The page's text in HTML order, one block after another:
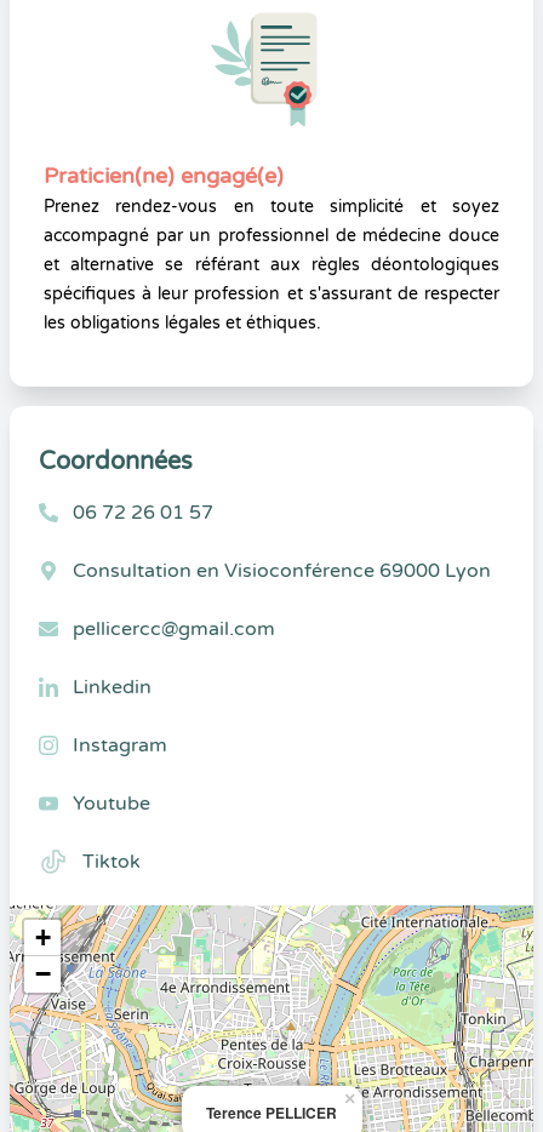
Praticien(ne) engagé(e)
Prenez rendez-vous en toute simplicité et soyez
accompagné par un professionnel de médecine douce
et alternative se référant aux règles déontologiques
spécifiques à leur profession et s'assurant de respecter
les obligations légales et éthiques.
Coordonnées
06 72 26 01 57
Consultation en Visioconférence 69000 Lyon
pellicercc@gmail.com
Linkedin
Instagram
Youtube
Tiktok
Terence PELLICER
×
+
−